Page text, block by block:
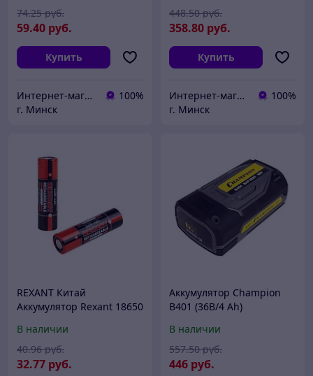
59.40 руб.
74.25 руб.
Купить
Интернет-магазин 24маркет.бел
100%
г. Минск
358.80 руб.
448.50 руб.
Купить
Интернет-магазин 24маркет.бел
100%
г. Минск
REXANT Китай
Аккумулятор Rexant 18650
mAH 3.7 В упак= 2 шт
Блистер
В наличии
32.77 руб.
40.96 руб.
Аккумулятор Champion
B401 (36В/4 Ah)
В наличии
446 руб.
557.50 руб.